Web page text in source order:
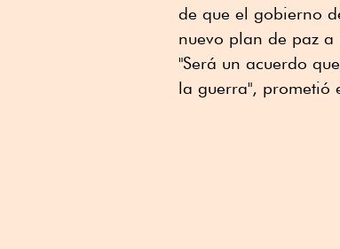
de que el gobierno
nuevo plan de paz a
"Será un acuerdo
la guerra", prometió